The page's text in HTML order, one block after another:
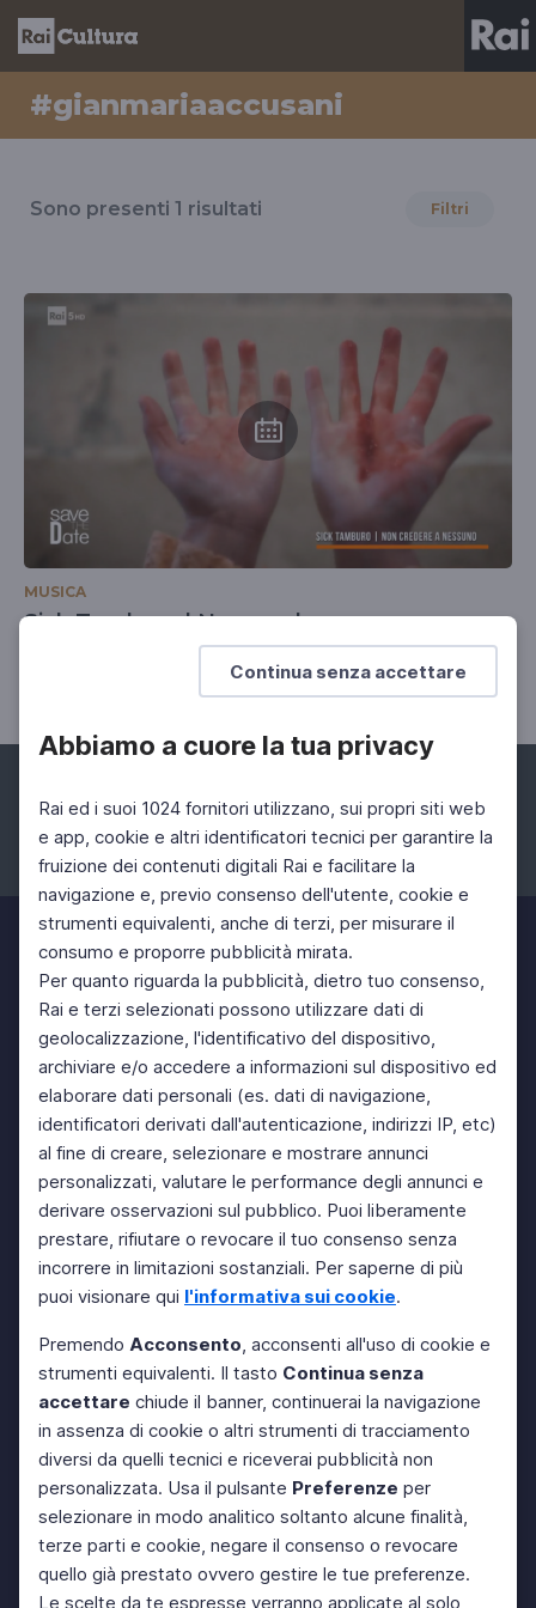
Continua senza accettare
Abbiamo a cuore la tua privacy
Rai ed i suoi 1024 fornitori utilizzano, sui propri siti web
e app, cookie e altri identificatori tecnici per garantire la
fruizione dei contenuti digitali Rai e facilitare la
navigazione e, previo consenso dell'utente, cookie e
strumenti equivalenti, anche di terzi, per misurare il
consumo e proporre pubblicità mirata.
Per quanto riguarda la pubblicità, dietro tuo consenso,
Rai e terzi selezionati possono utilizzare dati di
geolocalizzazione, l'identificativo del dispositivo,
archiviare e/o accedere a informazioni sul dispositivo ed
elaborare dati personali (es. dati di navigazione,
identificatori derivati dall'autenticazione, indirizzi IP, etc)
al fine di creare, selezionare e mostrare annunci
personalizzati, valutare le performance degli annunci e
derivare osservazioni sul pubblico. Puoi liberamente
prestare, rifiutare o revocare il tuo consenso senza
incorrere in limitazioni sostanziali. Per saperne di più
puoi visionare qui l'informativa sui cookie.
Premendo Acconsento, acconsenti all'uso di cookie e
strumenti equivalenti. Il tasto Continua senza
accettare chiude il banner, continuerai la navigazione
in assenza di cookie o altri strumenti di tracciamento
diversi da quelli tecnici e riceverai pubblicità non
personalizzata. Usa il pulsante Preferenze per
selezionare in modo analitico soltanto alcune finalità,
terze parti e cookie, negare il consenso o revocare
quello già prestato ovvero gestire le tue preferenze.
Le scelte da te espresse verranno applicate al solo
#gianmariaaccusani
il
#gianmariaaccusani
Sono presenti 1 risultati Filtri
MUSICA
Sick Tamburo | Non credere a nessuno
29 Mag 2023 > 22 Giu 2023
Facebook Instagram Twitter